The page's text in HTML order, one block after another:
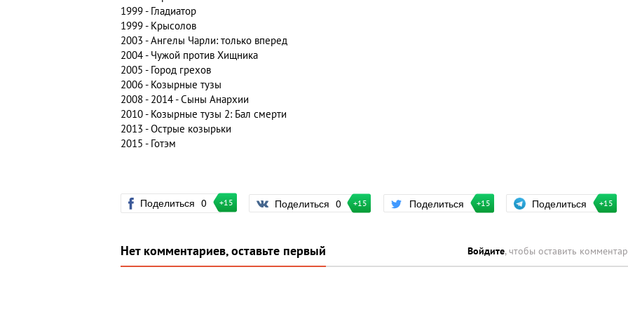
1999 - Гладиатор
1999 - Крысолов
2003 - Ангелы Чарли: только вперед
2004 - Чужой против Хищника
2005 - Город грехов
2006 - Козырные тузы
2008 - 2014 - Сыны Анархии
2010 - Козырные тузы 2: Бал смерти
2013 - Острые козырьки
2015 - Готэм
Поделиться 0 +15 Поделиться 0 +15 Поделиться +15 Поделиться +15
Нет комментариев, оставьте первый Войдите, чтобы оставить